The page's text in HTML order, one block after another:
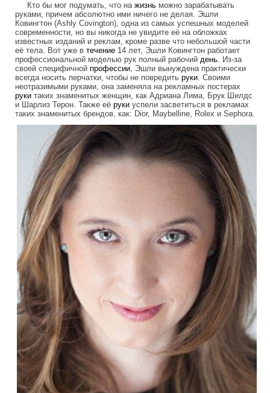
Кто бы мог подумать, что на жизнь можно зарабатывать
руками, причем абсолютно ими ничего не делая. Эшли
Ковингтон (Ashly Covington), одна из самых успешных моделей
современности, но вы никогда не увидите её на обложках
известных изданий и реклам, кроме разве что небольшой части
её тела. Вот уже в течение 14 лет, Эшли Ковингтон работает
профессиональной моделью рук полный рабочий день. Из-за
своей специфичной профессии, Эшли вынуждена практически
всегда носить перчатки, чтобы не повредить руки. Своими
неотразимыми руками, она заменяла на рекламных постерах
руки таких знаменитых женщин, как Адриана Лима, Брук Шилдс
и Шарлиз Терон. Также её руки успели засветиться в рекламах
таких знаменитых брендов, как: Dior, Maybelline, Rolex и Sephora.